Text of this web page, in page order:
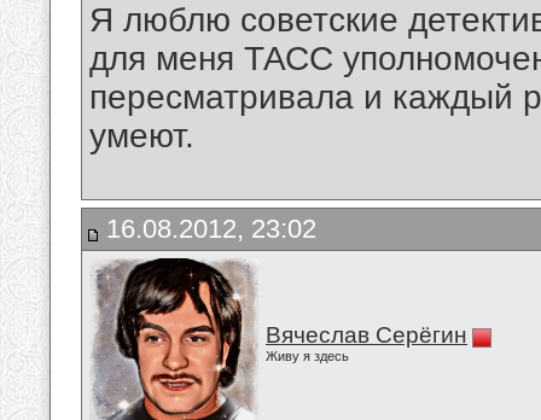
Я люблю советские
для меня ТАСС
пересматривала и каждый
умеют.
16.08.2012, 23:02
Вячеслав Серёгин
Живу я здесь